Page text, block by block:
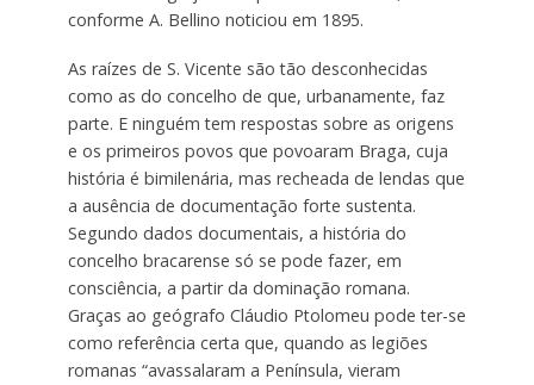
conforme A. Bellino noticiou em 1895.
As raízes de S. Vicente são tão desconhecidas
como as do concelho de que, urbanamente, faz
parte. E ninguém tem respostas sobre as origens
e os primeiros povos que povoaram Braga, cuja
história é bimilenária, mas recheada de lendas que
a ausência de documentação forte sustenta.
Segundo dados documentais, a história do
concelho bracarense só se pode fazer, em
consciência, a partir da dominação romana.
Graças ao geógrafo Cláudio Ptolomeu pode ter-se
como referência certa que, quando as legiões
romanas “avassalaram a Península, vieram